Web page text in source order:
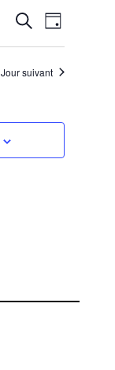
de
Recherche
de
vues
Jour
Jour suivant